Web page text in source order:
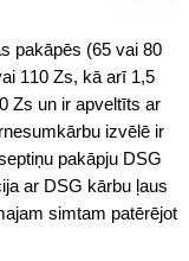
pakāpēs (65 vai 80
110 Zs, kā arī 1,5
Zs un ir apveltīts ar
izvēlē ir
pakāpju DSG
ar DSG kārbu ļaus
simtam patērējot